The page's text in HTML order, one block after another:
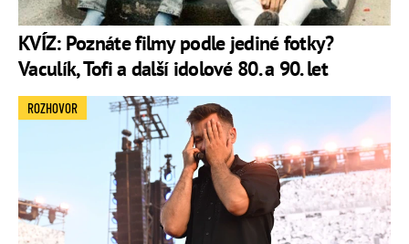
KVÍZ: Poznáte filmy podle jediné fotky?
Vaculík, Tofi a další idolové 80. a 90. let
ROZHOVOR